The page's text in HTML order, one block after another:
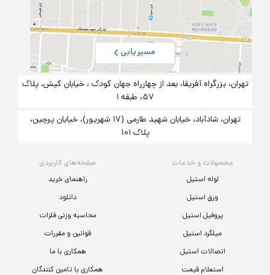
محصولات و خدمات
لوله استیل
ورق استیل
پروفیل استیل
میلگرد استیل
اتصالات استیل
استعلام قیمت
صفحه‌های کاربردی
راهنمای خرید
دانلود
محاسبه وزنی فلزات
قوانین و مقررات
همکاری با ما
همکاری با تامین کنندگان
مسیریابی
تهران، بزرگراه آفریقا، بعد از چهارراه جهان کودک ، خیابان کیش، پلاک
۵۷، طبقه ۱
تهران، شادآباد، خیابان شهید طارمی (۱۷ شهریور)، خیایان پرچین،
پلاک ۱۰۱